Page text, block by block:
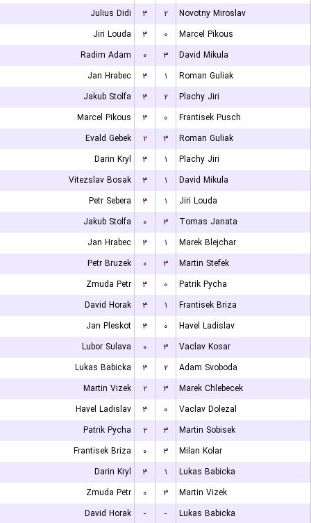
Julius Didi
۳ ۲
Novotny Miroslav
Jiri Louda
۳ ۰
Marcel Pikous
Radim Adam
۰ ۳
David Mikula
Jan Hrabec
۳ ۱
Roman Guliak
Jakub Stolfa
۳ ۲
Plachy Jiri
Marcel Pikous
۳ ۰
Frantisek Pusch
Evald Gebek
۲ ۳
Roman Guliak
Darin Kryl
۳ ۱
Plachy Jiri
Vitezslav Bosak
۳ ۱
David Mikula
Petr Sebera
۳ ۱
Jiri Louda
Jakub Stolfa
۰ ۳
Tomas Janata
Jan Hrabec
۳ ۱
Marek Blejchar
Petr Bruzek
۰ ۳
Martin Stefek
Zmuda Petr
۳ ۰
Patrik Pycha
David Horak
۳ ۱
Frantisek Briza
Jan Pleskot
۳ ۰
Havel Ladislav
Lubor Sulava
۰ ۳
Vaclav Kosar
Lukas Babicka
۳ ۲
Adam Svoboda
Martin Vizek
۲ ۳
Marek Chlebecek
Havel Ladislav
۳ ۰
Vaclav Dolezal
Patrik Pycha
۲ ۳
Martin Sobisek
Frantisek Briza
۰ ۳
Milan Kolar
Darin Kryl
۳ ۱
Lukas Babicka
Zmuda Petr
۰ ۳
Martin Vizek
David Horak
- -
Lukas Babicka